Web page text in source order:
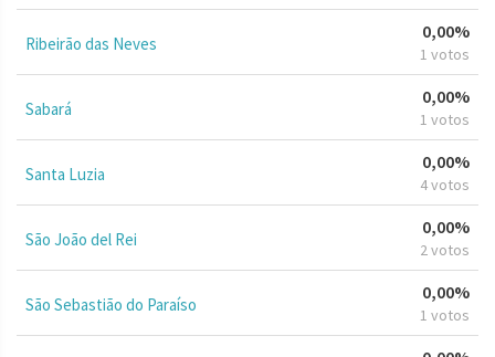
Ribeirão das Neves
0,00%
1 votos
Sabará
0,00%
1 votos
Santa Luzia
0,00%
4 votos
São João del Rei
0,00%
2 votos
São Sebastião do Paraíso
0,00%
1 votos